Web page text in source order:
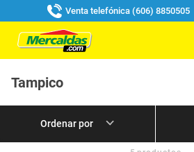
Venta telefónica (606) 8850505
Tampico